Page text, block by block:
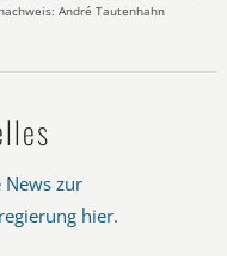
André Tautenhahn
News zur
hier.